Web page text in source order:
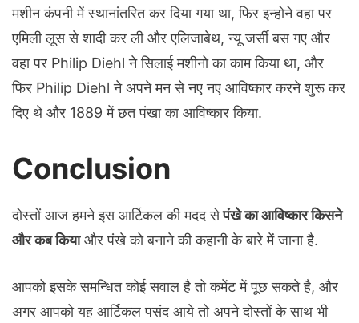
मशीन कंपनी में स्थानांतरित कर दिया गया था, फिर इन्होने वहा पर
एमिली लूस से शादी कर ली और एलिजाबेथ, न्यू जर्सी बस गए और
वहा पर Philip Diehl ने सिलाई मशीनो का काम किया था, और
फिर Philip Diehl ने अपने मन से नए नए आविष्कार करने शुरू कर
दिए थे और 1889 में छत पंखा का आविष्कार किया.
Conclusion
दोस्तों आज हमने इस आर्टिकल की मदद सेपंखे का आविष्कार किसने
और कब कियाऔर पंखे को बनाने की कहानी के बारे में जाना है.
आपको इसके समन्धित कोई सवाल है तो कमेंट में पूछ सकते है, और
अगर आपको यह आर्टिकल पसंद आये तो अपने दोस्तों के साथ भी